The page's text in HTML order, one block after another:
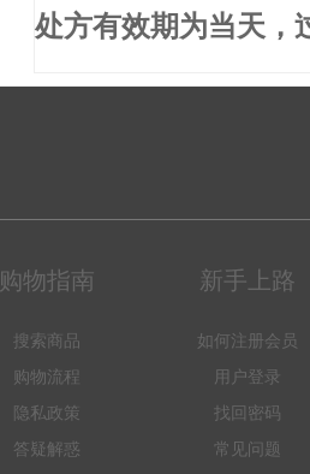
处方有效期为当天，
购物指南
搜索商品
购物流程
隐私政策
答疑解惑
新手上路
如何注册会员
用户登录
找回密码
常见问题